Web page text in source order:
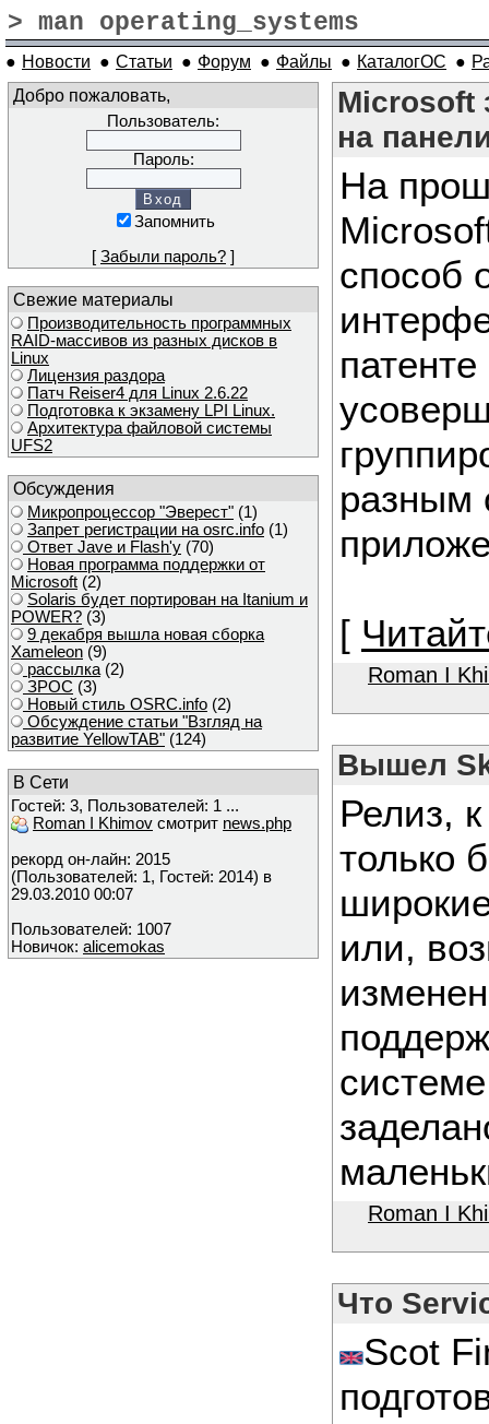
> man operating_systems
● Новости ● Статьи ● Форум ● Файлы ● КаталогОС ●
Добро пожаловать,
Пользователь:
Пароль:
Запомнить
[ Забыли пароль? ]
Свежие материалы
Производительность программных
RAID-массивов из разных дисков в
Linux
Лицензия раздора
Патч Reiser4 для Linux 2.6.22
Подготовка к экзамену LPI Linux.
Архитектура файловой системы
UFS2
Обсуждения
Микропроцессор "Эверест" (1)
Запрет регистрации на osrc.info (1)
Ответ Javе и Flash'у (70)
Новая программа поддержки от
Microsoft (2)
Solaris будет портирован на Itanium и
POWER? (3)
9 декабря вышла новая сборка
Xameleon (9)
рассылка (2)
ЗРОС (3)
Новый стиль OSRC.info (2)
Обсуждение статьи "Взгляд на
развитие YellowTAB" (124)
В Сети
Гостей: 3, Пользователей: 1 ...
Roman I Khimov смотрит news.php
рекорд он-лайн: 2015
(Пользователей: 1, Гостей: 2014) в
29.03.2010 00:07
Пользователей: 1007
Новичок: alicemokas
Microsoft
на
На
способ
разным
[
Roman I
Вышел
Релиз,
только
или,
Roman I
Что
Scot